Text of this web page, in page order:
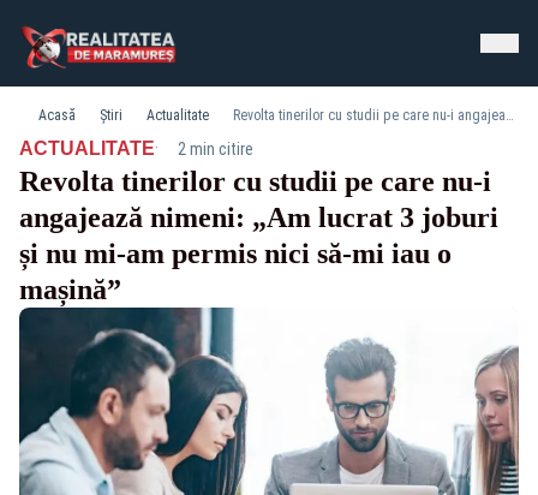
Acasă Știri Actualitate Revolta tinerilor cu studii pe care nu-i angajează nimeni: „Am lucrat 3 joburi și nu mi-am permis nici să-mi iau o mașină”
ACTUALITATE· 2 min citire
Revolta tinerilor cu studii pe care nu-i
angajează nimeni: „Am lucrat 3 joburi
și nu mi-am permis nici să-mi iau o
mașină”